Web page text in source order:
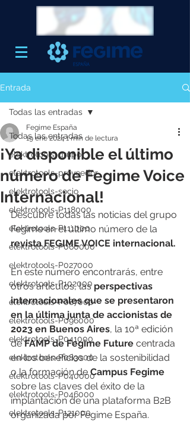
Entrada
Todas las entradas
elektrotools-grupo
elektrotools-proveedor
elektrotools-socio
elektrotools-P118000
elektrotools-P111000
elektrotools-P060000
elektrotools-P027000
elektrotools-P102000
elektrotools-P087000
elektrotools-P096000
elektrotools-P041000
elektrotools-P083000
elektrotools-P040000
elektrotools-P046000
elektrotools-P121000
Todas las entradas
¡Ya disponible el último
número de Fegime Voice
Internacional!
Fegime España
19 ene 20241 min de lectura
Descubre todas las noticias del grupo
Fegime en el último número de la
revista FEGIME VOICE internacional.
En este número encontrarás, entre
otros artículos, las perspectivas
internacionales que se presentaron
en la última junta de accionistas de
2023 en Buenos Aires, la 10ª edición
de FAMP de Fegime Future centrada
en los beneficios de la sostenibilidad
o la formación de Campus Fegime
sobre las claves del éxito de la
implantación de una plataforma B2B
organizada por Fegime España.